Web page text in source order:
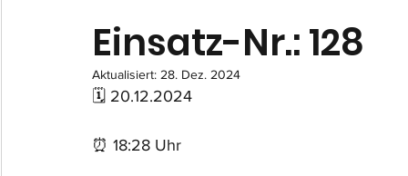
Einsatz-Nr.: 128
Aktualisiert: 28. Dez. 2024
🗓 20.12.2024
⏰ 18:28 Uhr